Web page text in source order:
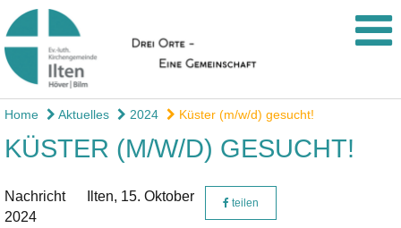
Home Aktuelles 2024 Küster (m/w/d) gesucht!
KÜSTER (M/W/D) GESUCHT!
Nachricht Ilten, 15. Oktober
2024
teilen